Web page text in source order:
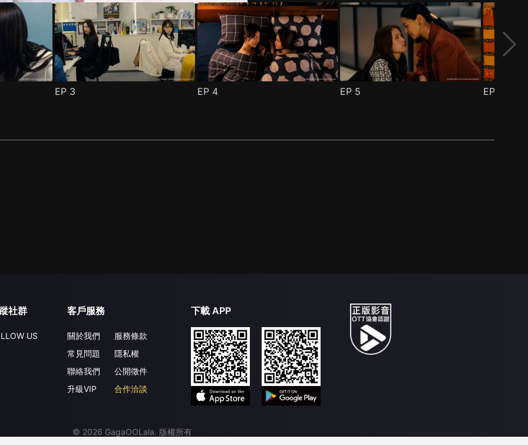
EP 3 EP 4 EP 5 EP
社群
US
客戶服務
關於我們
常見問題
聯絡我們
升級VIP
服務條款
隱私權
公開徵件
合作洽談
下載 APP
© 2026 GagaOOLala. 版權所有